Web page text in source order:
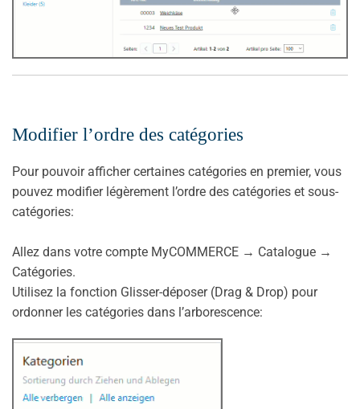
Modifier l’ordre des catégories
Pour pouvoir afficher certaines catégories en premier, vous
pouvez modifier légèrement l’ordre des catégories et sous-
catégories:
Allez dans votre compte MyCOMMERCE → Catalogue →
Catégories.
Utilisez la fonction Glisser-déposer (Drag & Drop) pour
ordonner les catégories dans l’arborescence: